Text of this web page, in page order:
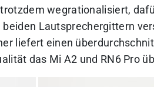
wegrationalisiert,
beiden Lautsprechergittern
liefert einen
das Mi A2 und RN6 Pro